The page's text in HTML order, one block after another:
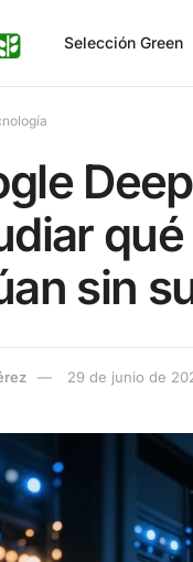
Selección Green
sin
29 de junio de